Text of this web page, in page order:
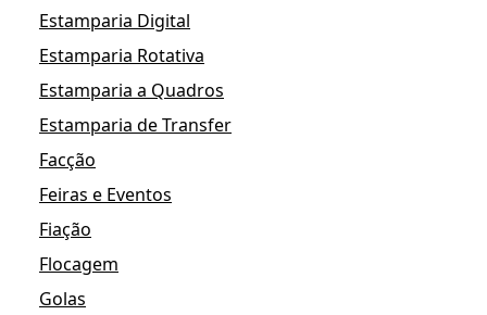
Estamparia Digital
Estamparia Rotativa
Estamparia a Quadros
Estamparia de Transfer
Facção
Feiras e Eventos
Fiação
Flocagem
Golas